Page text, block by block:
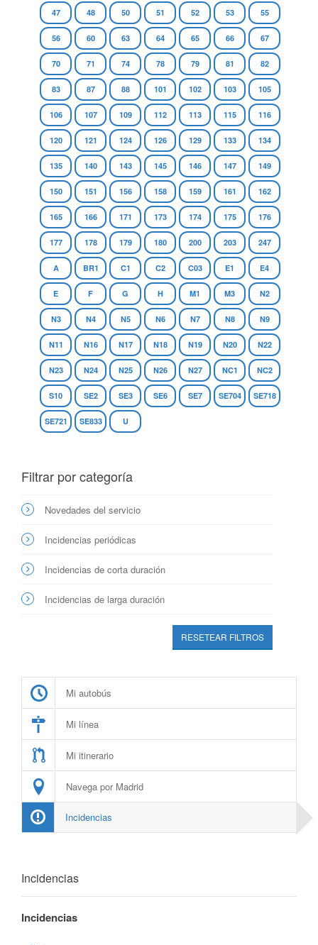
47 48 50 51 52 53 55
56 60 63 64 65 66 67
70 71 74 78 79 81 82
83 87 88 101 102 103 105
106 107 109 112 113 115 116
120 121 124 126 129 133 134
135 140 143 145 146 147 149
150 151 156 158 159 161 162
165 166 171 173 174 175 176
177 178 179 180 200 203 247
A BR1 C1 C2 C03 E1 E4
E F G H M1 M3 N2
N3 N4 N5 N6 N7 N8 N9
N11 N16 N17 N18 N19 N20 N22
N23 N24 N25 N26 N27 NC1 NC2
S10 SE2 SE3 SE6 SE7 SE704 SE718
SE721 SE833 U
Filtrar por categoría
Novedades del servicio
Incidencias periódicas
Incidencias de corta duración
Incidencias de larga duración
RESETEAR FILTROS
Mi autobús
Mi línea
Mi itinerario
Navega por Madrid
Incidencias
Incidencias
Incidencias